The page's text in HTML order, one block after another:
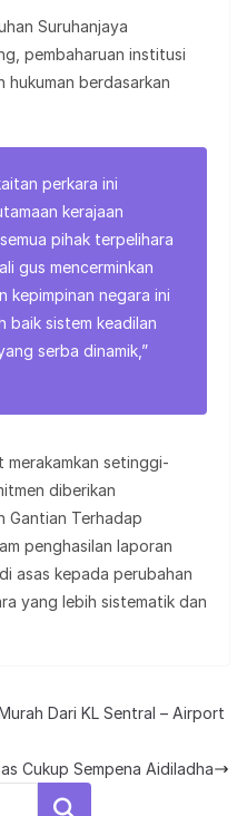
Suruhanjaya
pembaharuan institusi
hukuman berdasarkan
perkara ini
kerajaan
pihak terpelihara
gus mencerminkan
kepimpinan negara ini
baik sistem keadilan
serba dinamik,”
merakamkan setinggi-
diberikan
Gantian Terhadap
penghasilan laporan
asas kepada perubahan
yang lebih sistematik dan
Dari KL Sentral – Airport
Cukup Sempena Aidiladha
Search